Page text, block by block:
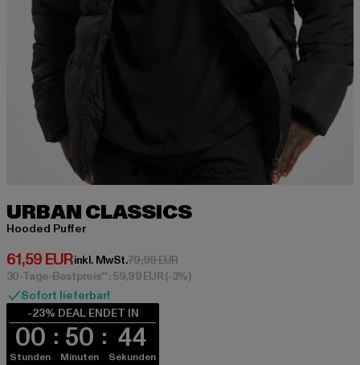
URBAN CLASSICS
Hooded Puffer
61,59 EUR
Derzeitiger Preis: 61,59 EUR
inkl. MwSt.79,99 EURAktionspreis: 79,99 EUR
30-Tage-Bestpreis**: 59,99 EUR(-3%)
Sofort lieferbar!
-23% DEAL ENDET IN
00
Stunden
50
Minuten
44
Sekunden